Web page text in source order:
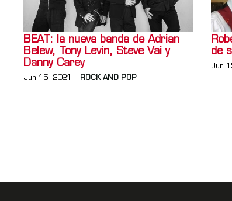
BEAT: la nueva banda de Adrian
Belew, Tony Levin, Steve Vai y
Danny Carey
Jun 15, 2021 ROCK AND POP
de
Jun